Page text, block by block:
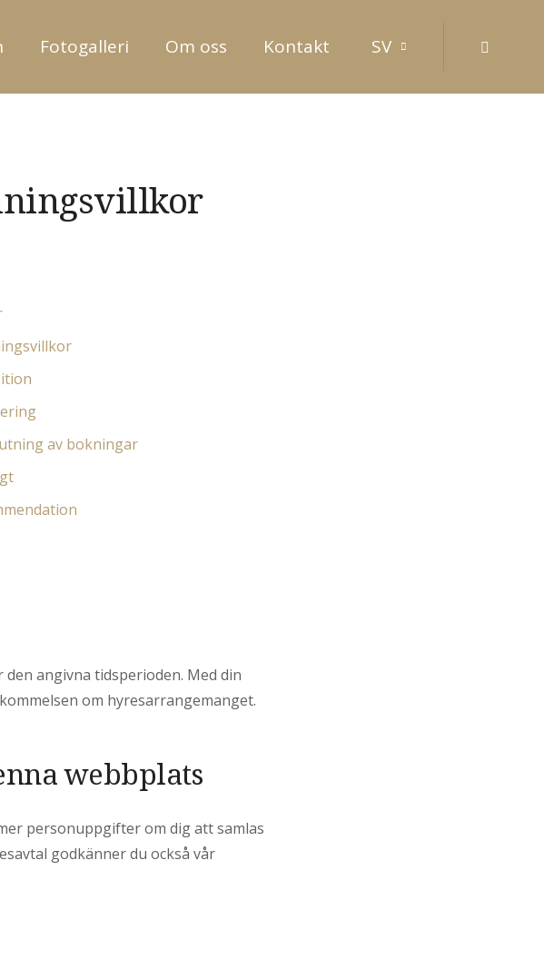
Fotogalleri Om oss Kontakt SV
av bokningar
angivna tidsperioden. Med din
om hyresarrangemanget.
webbplats
personuppgifter om dig att samlas
godkänner du också vår